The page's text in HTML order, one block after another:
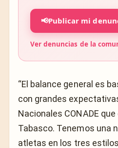
📢Publicar mi
Ver denuncias de la
“El balance general es
con grandes
Nacionales CONADE
Tabasco. Tenemos una
atletas en los tres